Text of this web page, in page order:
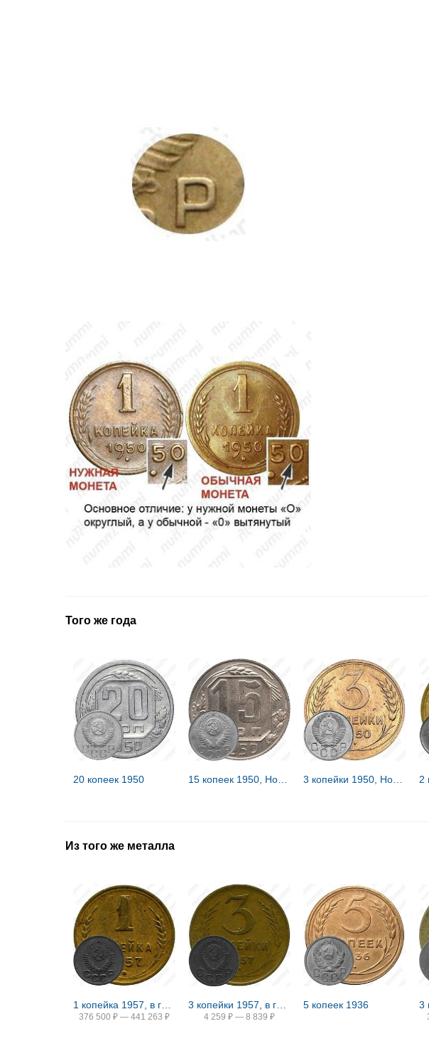
Того же года
20 копеек 1950 2
Из того же металла
376 500 ₽ — 441 263 ₽ 4 259 ₽ — 8 839 ₽
5 копеек 1936